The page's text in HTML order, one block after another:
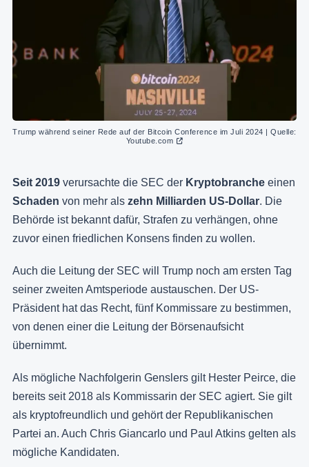
Youtube.com
Seit 2019 verursachte die SEC der Kryptobranche einen
Schaden von mehr als zehn Milliarden US-Dollar. Die
Behörde ist bekannt dafür, Strafen zu verhängen, ohne
zuvor einen friedlichen Konsens finden zu wollen.
Auch die Leitung der SEC will Trump noch am ersten Tag
seiner zweiten Amtsperiode austauschen. Der US-
Präsident hat das Recht, fünf Kommissare zu bestimmen,
von denen einer die Leitung der Börsenaufsicht
übernimmt.
Als mögliche Nachfolgerin Genslers gilt Hester Peirce, die
bereits seit 2018 als Kommissarin der SEC agiert. Sie gilt
als kryptofreundlich und gehört der Republikanischen
Partei an. Auch Chris Giancarlo und Paul Atkins gelten als
mögliche Kandidaten.